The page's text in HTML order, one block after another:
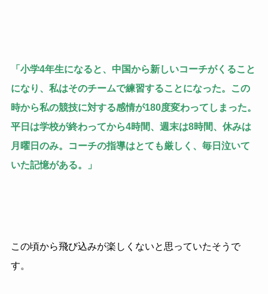
「小学4年生になると、中国から新しいコーチがくること
になり、私はそのチームで練習することになった。この
時から私の競技に対する感情が180度変わってしまった。
平日は学校が終わってから4時間、週末は8時間、休みは
月曜日のみ。コーチの指導はとても厳しく、毎日泣いて
いた記憶がある。」
この頃から飛び込みが楽しくないと思っていたそうで
す。